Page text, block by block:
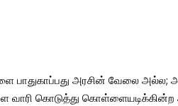
பாதுகாப்பது அரசின் வேலை
வாரி கொடுத்து